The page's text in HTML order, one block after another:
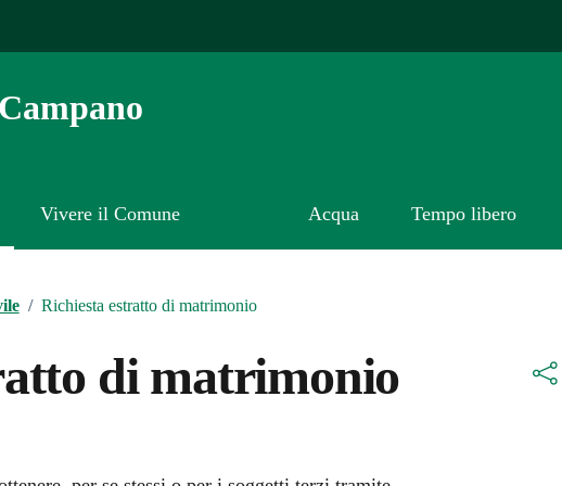
Vivere il Comune Acqua Tempo libero
/ Richiesta estratto di matrimonio
di matrimonio